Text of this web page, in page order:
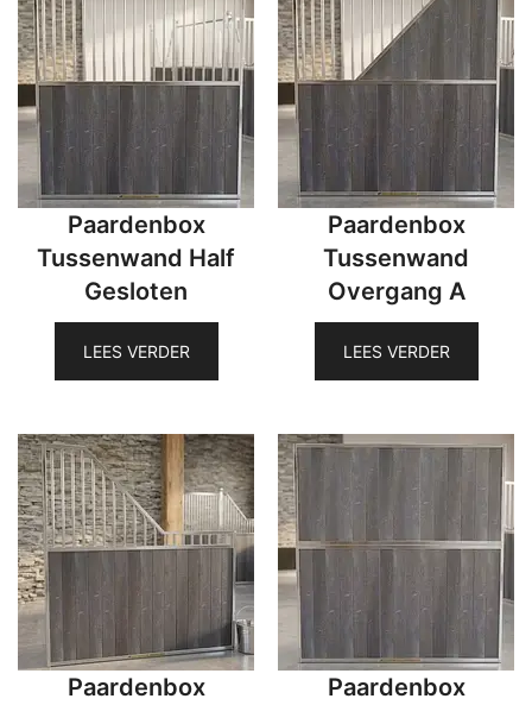
Paardenbox
Tussenwand Half
Gesloten
LEES VERDER
Paardenbox
Tussenwand
Overgang A
LEES VERDER
Paardenbox
Paardenbox